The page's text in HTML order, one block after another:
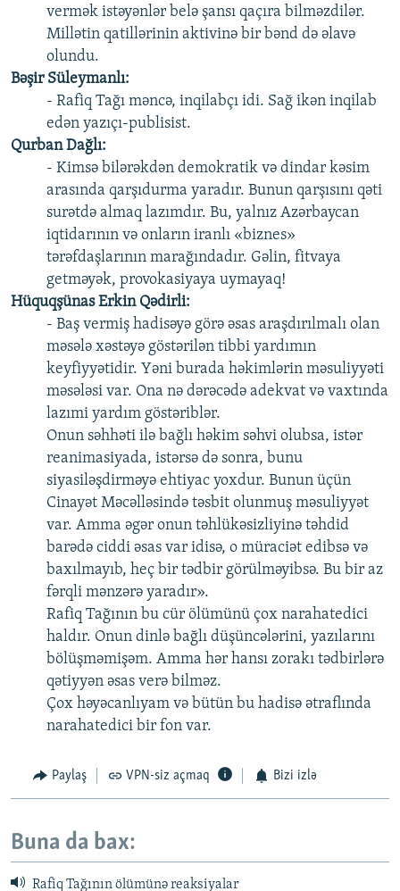
vermək istəyənlər belə şansı qaçıra bilməzdilər.
Millətin qatillərinin aktivinə bir bənd də əlavə
olundu.
Bəşir Süleymanlı:
- Rafiq Tağı məncə, inqilabçı idi. Sağ ikən inqilab
edən yazıçı-publisist.
Qurban Dağlı:
- Kimsə bilərəkdən demokratik və dindar kəsim
arasında qarşıdurma yaradır. Bunun qarşısını qəti
surətdə almaq lazımdır. Bu, yalnız Azərbaycan
iqtidarının və onların iranlı «biznes»
tərəfdaşlarının marağındadır. Gəlin, fitvaya
getməyək, provokasiyaya uymayaq!
Hüquqşünas Erkin Qədirli:
- Baş vermiş hadisəyə görə əsas araşdırılmalı olan
məsələ xəstəyə göstərilən tibbi yardımın
keyfiyyətidir. Yəni burada həkimlərin məsuliyyəti
məsələsi var. Ona nə dərəcədə adekvat və vaxtında
lazımi yardım göstəriblər.
Onun səhhəti ilə bağlı həkim səhvi olubsa, istər
reanimasiyada, istərsə də sonra, bunu
siyasiləşdirməyə ehtiyac yoxdur. Bunun üçün
Cinayət Məcəlləsində təsbit olunmuş məsuliyyət
var. Amma əgər onun təhlükəsizliyinə təhdid
barədə ciddi əsas var idisə, o müraciət edibsə və
baxılmayıb, heç bir tədbir görülməyibsə. Bu bir az
fərqli mənzərə yaradır».
Rafiq Tağının bu cür ölümünü çox narahatedici
haldır. Onun dinlə bağlı düşüncələrini, yazılarını
bölüşməmişəm. Amma hər hansı zorakı tədbirlərə
qətiyyən əsas verə bilməz.
Çox həyəcanlıyam və bütün bu hadisə ətraflında
narahatedici bir fon var.
Paylaş VPN-siz açmaq Bizi izlə
Buna da bax:
Rafiq Tağının ölümünə reaksiyalar